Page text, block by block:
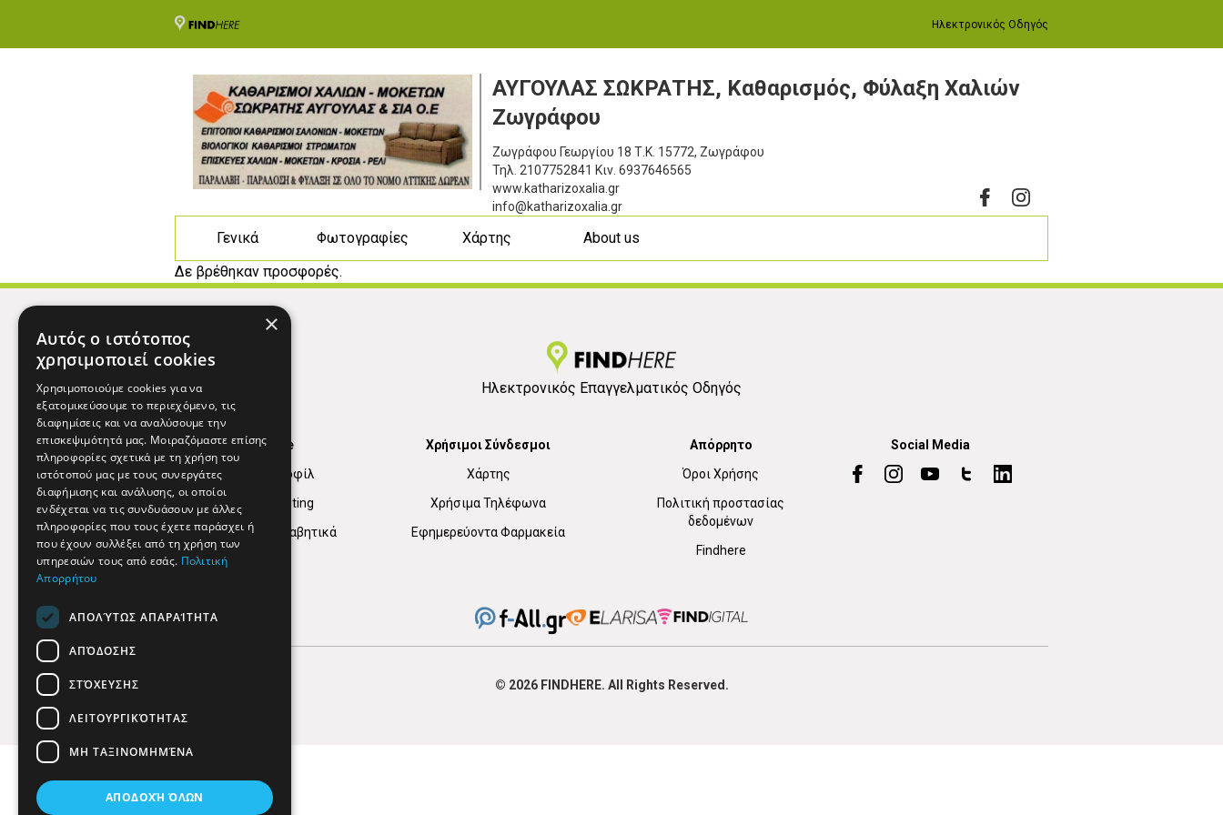
Ηλεκτρονικός Οδηγός
ΑΥΓΟΥΛΑΣ ΣΩΚΡΑΤΗΣ, Καθαρισμός, Φύλαξη Χαλιών
Ζωγράφου
Ζωγράφου Γεωργίου 18 Τ.Κ. 15772, Ζωγράφου
Τηλ. 2107752841 Κιν. 6937646565
www.katharizoxalia.gr
info@katharizoxalia.gr
Γενικά Φωτογραφίες Χάρτης
About us
Δε βρέθηκαν προσφορές.
Ηλεκτρονικός Επαγγελματικός Οδηγός
Find Here
Εταιρικό Προφίλ
Digital marketing
Κατηγορίες Αλφαβητικά
Χρήσιμοι Σύνδεσμοι
Χάρτης
Χρήσιμα Τηλέφωνα
Εφημερεύοντα Φαρμακεία
Απόρρητο
Όροι Χρήσης
Πολιτική προστασίας
δεδομένων
Findhere
Social Media
© 2026 FIND HERE. All Rights Reserved.
×
Αυτός ο ιστότοπος
χρησιμοποιεί cookies
Χρησιμοποιούμε cookies για να
εξατομικεύσουμε το περιεχόμενο, τις
διαφημίσεις και να αναλύσουμε την
επισκεψιμότητά μας. Μοιραζόμαστε επίσης
πληροφορίες σχετικά με τη χρήση του
ιστότοπού μας με τους συνεργάτες
διαφήμισης και ανάλυσης, οι οποίοι
ενδέχεται να τις συνδυάσουν με άλλες
πληροφορίες που τους έχετε παράσχει ή
που έχουν συλλέξει από τη χρήση των
υπηρεσιών τους από εσάς. Πολιτική
Απορρήτου
ΑΠΟΛΎΤΩΣ ΑΠΑΡΑΊΤΗΤΑ
ΑΠΌΔΟΣΗΣ
ΣΤΌΧΕΥΣΗΣ
ΛΕΙΤΟΥΡΓΙΚΌΤΗΤΑΣ
ΜΗ ΤΑΞΙΝΟΜΗΜΈΝΑ
ΑΠΟΔΟΧΉ ΌΛΩΝ